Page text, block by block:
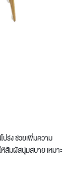
ปร่ง ช่วยเพิ่มความ
สัมผัสนุ่มสบาย เหมาะ